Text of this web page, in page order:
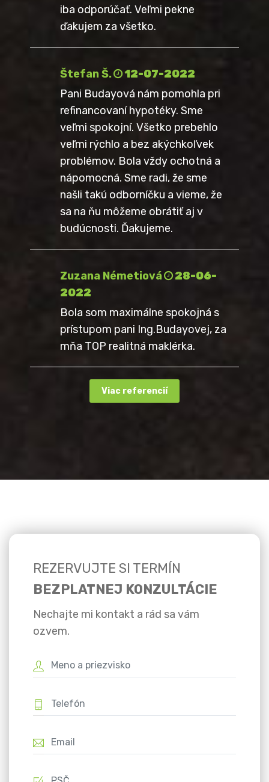
iba odporúčať. Veľmi pekne
ďakujem za všetko.
Štefan Š.
12-07-2022
Pani Budayová nám pomohla pri
refinancovaní hypotéky. Sme
veľmi spokojní. Všetko prebehlo
veľmi rýchlo a bez akýchkoľvek
problémov. Bola vždy ochotná a
nápomocná. Sme radi, že sme
našli takú odborníčku a vieme, že
sa na ňu môžeme obrátiť aj v
budúcnosti. Ďakujeme.
Zuzana Németiová
28-06-
2022
Bola som maximálne spokojná s
prístupom pani Ing.Budayovej, za
mňa TOP realitná maklérka.
Viac referencií
REZERVUJTE SI TERMÍN
BEZPLATNEJ KONZULTÁCIE
Nechajte mi kontakt a rád sa vám
ozvem.